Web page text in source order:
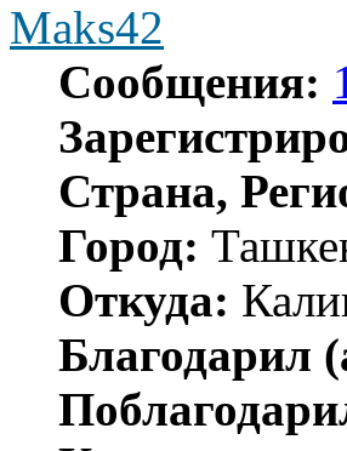
Maks42
Сообщения:
Страна,
Город:
Откуда:
Благодарил